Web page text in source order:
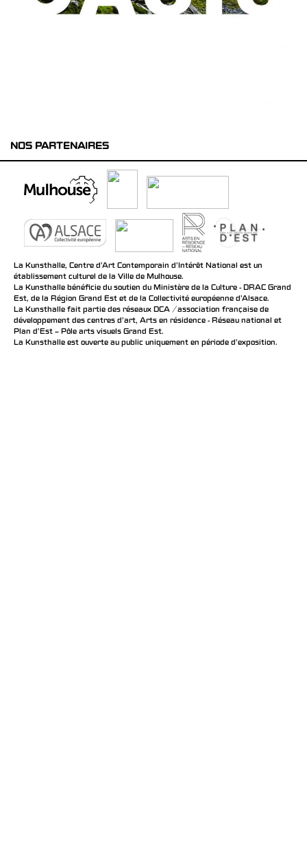
NOS PARTENAIRES
La Kunsthalle, Centre d’Art Contemporain d’Intérêt National est un
établissement culturel de la Ville de Mulhouse.
La Kunsthalle bénéficie du soutien du Ministère de la Culture - DRAC Grand
Est, de la Région Grand Est et de la Collectivité européenne d’Alsace.
La Kunsthalle fait partie des réseaux DCA / association française de
développement des centres d'art, Arts en résidence - Réseau national et
Plan d’Est – Pôle arts visuels Grand Est.
La Kunsthalle est ouverte au public uniquement en période d'exposition.